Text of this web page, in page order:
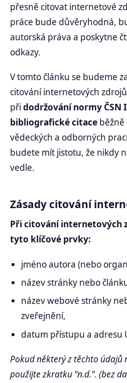
přesně citovat internetové
práce bude důvěryhodná,
autorská práva a poskytne
odkazy.
V tomto článku se budeme
citování internetových
při dodržování normy ČSN
bibliografické citace běžně
vědeckých a odborných
budete mít jistotu, že nikdy
vedle.
Zásady citování
Při citování internetových
tyto klíčové prvky:
jméno autora (nebo
název stránky nebo
název webové stránky
zveřejnění,
datum přístupu a adresu
Pokud některý z těchto údajů
použijte zkratku "n.d.". (bez